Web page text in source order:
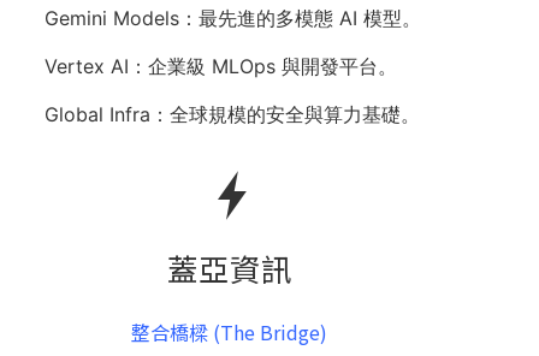
Gemini Models：最先進的多模態 AI 模型。
Vertex AI：企業級 MLOps 與開發平台。
Global Infra：​全球規模的安全與算力基礎。
蓋亞資訊​
整合橋樑 (The Bridge)